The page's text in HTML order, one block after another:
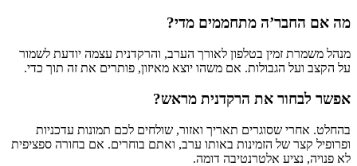
מה אם החבר’ה מתחממים מדי?
מנהל משמרת זמין בטלפון לאורך הערב, והרקדנית עצמה יודעת לשמור
על הקצב ועל הגבולות. אם משהו יוצא מאיזון, פותרים את זה תוך כדי.
אפשר לבחור את הרקדנית מראש?
בהחלט. אחרי שסוגרים תאריך ואזור, שולחים לכם תמונות עדכניות
ופרופיל קצר של הזמינות באותו ערב, ואתם בוחרים. אם בחורה ספציפית
לא פנויה, נציע אלטרנטיבה דומה.